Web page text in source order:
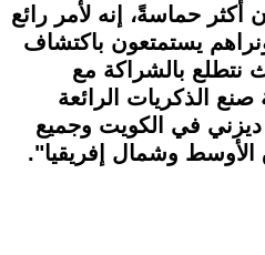
أكثر حماسةً، إنه لأمر رائع
يستمتعون باكتشاف
نتطلع بالشراكة مع
الذكريات الرائعة
في الكويت وجميع
الأوسط وشمال إفريقيا".